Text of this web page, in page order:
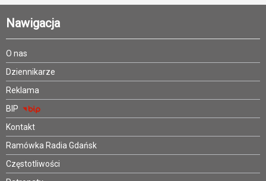
Nawigacja
O nas
Dziennikarze
Reklama
BIP
Kontakt
Ramówka Radia Gdańsk
Częstotliwości